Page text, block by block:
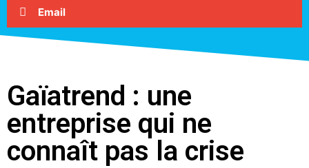
Email
Gaïatrend : une
entreprise qui ne
connaît pas la crise